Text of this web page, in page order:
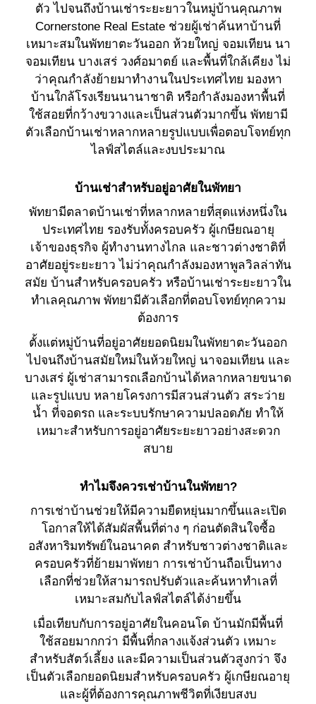
ตัว ไปจนถึงบ้านเช่าระยะยาวในหมู่บ้านคุณภาพ
Cornerstone Real Estate ช่วยผู้เช่าค้นหาบ้านที่
เหมาะสมในพัทยาตะวันออก ห้วยใหญ่ จอมเทียน นา
จอมเทียน บางเสร่ วงศ์อมาตย์ และพื้นที่ใกล้เคียง ไม่
ว่าคุณกำลังย้ายมาทำงานในประเทศไทย มองหา
บ้านใกล้โรงเรียนนานาชาติ หรือกำลังมองหาพื้นที่
ใช้สอยที่กว้างขวางและเป็นส่วนตัวมากขึ้น พัทยามี
ตัวเลือกบ้านเช่าหลากหลายรูปแบบเพื่อตอบโจทย์ทุก
ไลฟ์สไตล์และงบประมาณ
บ้านเช่าสำหรับอยู่อาศัยในพัทยา
พัทยามีตลาดบ้านเช่าที่หลากหลายที่สุดแห่งหนึ่งใน
ประเทศไทย รองรับทั้งครอบครัว ผู้เกษียณอายุ
เจ้าของธุรกิจ ผู้ทำงานทางไกล และชาวต่างชาติที่
อาศัยอยู่ระยะยาว ไม่ว่าคุณกำลังมองหาพูลวิลล่าทัน
สมัย บ้านสำหรับครอบครัว หรือบ้านเช่าระยะยาวใน
ทำเลคุณภาพ พัทยามีตัวเลือกที่ตอบโจทย์ทุกความ
ต้องการ
ตั้งแต่หมู่บ้านที่อยู่อาศัยยอดนิยมในพัทยาตะวันออก
ไปจนถึงบ้านสมัยใหม่ในห้วยใหญ่ นาจอมเทียน และ
บางเสร่ ผู้เช่าสามารถเลือกบ้านได้หลากหลายขนาด
และรูปแบบ หลายโครงการมีสวนส่วนตัว สระว่าย
น้ำ ที่จอดรถ และระบบรักษาความปลอดภัย ทำให้
เหมาะสำหรับการอยู่อาศัยระยะยาวอย่างสะดวก
สบาย
ทำไมจึงควรเช่าบ้านในพัทยา?
การเช่าบ้านช่วยให้มีความยืดหยุ่นมากขึ้นและเปิด
โอกาสให้ได้สัมผัสพื้นที่ต่าง ๆ ก่อนตัดสินใจซื้อ
อสังหาริมทรัพย์ในอนาคต สำหรับชาวต่างชาติและ
ครอบครัวที่ย้ายมาพัทยา การเช่าบ้านถือเป็นทาง
เลือกที่ช่วยให้สามารถปรับตัวและค้นหาทำเลที่
เหมาะสมกับไลฟ์สไตล์ได้ง่ายขึ้น
เมื่อเทียบกับการอยู่อาศัยในคอนโด บ้านมักมีพื้นที่
ใช้สอยมากกว่า มีพื้นที่กลางแจ้งส่วนตัว เหมาะ
สำหรับสัตว์เลี้ยง และมีความเป็นส่วนตัวสูงกว่า จึง
เป็นตัวเลือกยอดนิยมสำหรับครอบครัว ผู้เกษียณอายุ
และผู้ที่ต้องการคุณภาพชีวิตที่เงียบสงบ